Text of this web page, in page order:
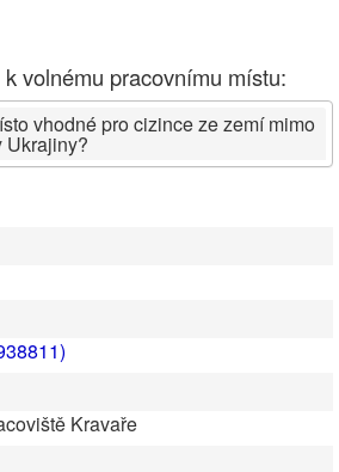
volnému pracovnímu místu:
vhodné pro cizince ze zemí mimo
Ukrajiny?
Kravaře